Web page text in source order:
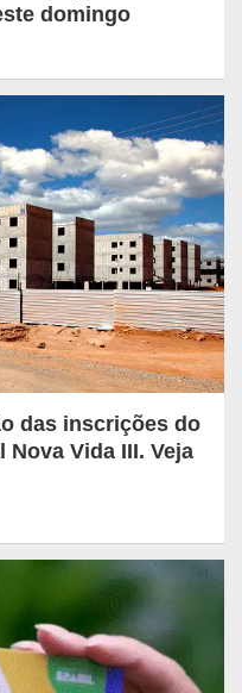
domingo
das inscrições do
Nova Vida III. Veja